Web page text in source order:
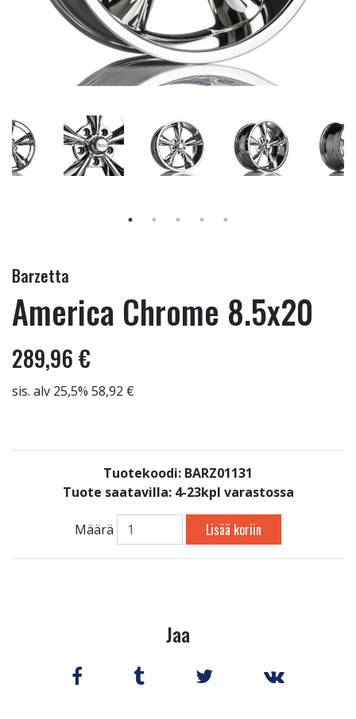
Barzetta
America Chrome 8.5x20
289,96 €
sis. alv 25,5% 58,92 €
Tuotekoodi: BARZ01131
Tuote saatavilla: 4-23kpl varastossa
Määrä Lisää koriin
Jaa